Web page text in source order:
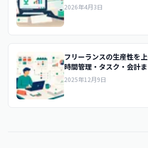
2026年4月3日
フリーランスの生産性を
時間管理・タスク・会計
2025年12月9日